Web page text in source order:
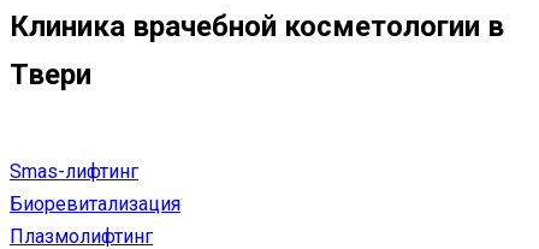
Клиника врачебной косметологии в
Твери
Smas-лифтинг
Биоревитализация
Плазмолифтинг